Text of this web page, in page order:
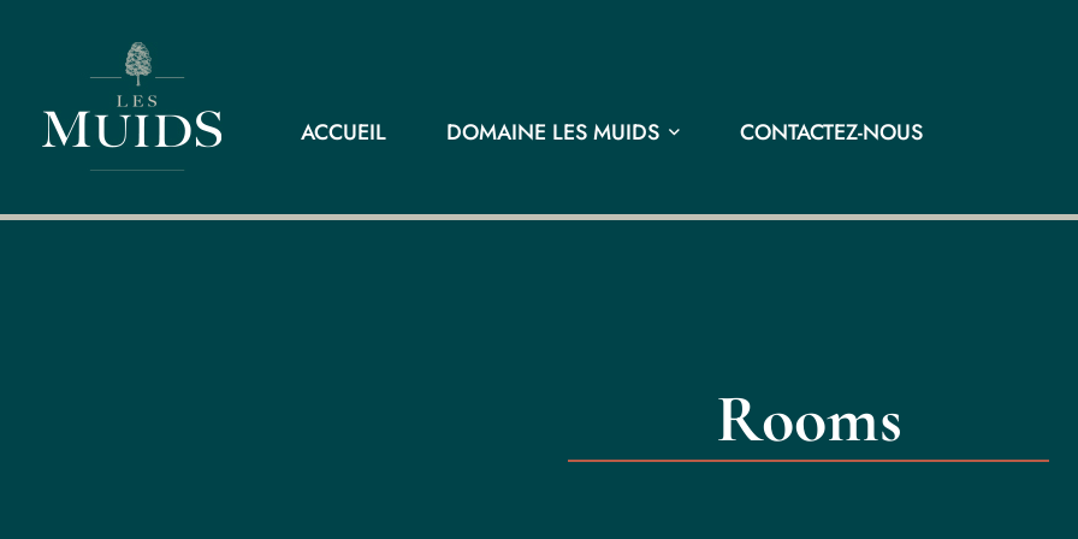
ACCUEIL DOMAINE LES MUIDS CONTACTEZ-NOUS
Rooms